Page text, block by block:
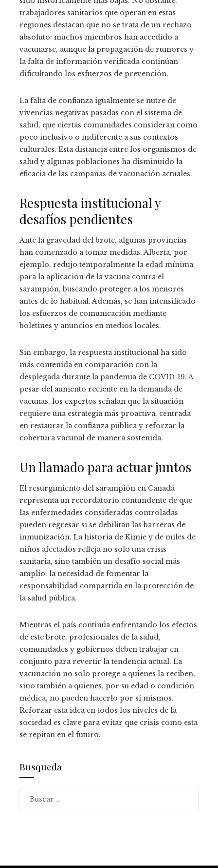
trabajadores sanitarios que operan en estas
regiones destacan que no se trata de un rechazo
absoluto: muchos miembros han accedido a
vacunarse, aunque la propagación de rumores y
la falta de información verificada continúan
dificultando los esfuerzos de prevención.
La falta de confianza igualmente se nutre de
vivencias negativas pasadas con el sistema de
salud, que ciertas comunidades consideran como
poco inclusivo o indiferente a sus contextos
culturales. Esta distancia entre los organismos de
salud y algunas poblaciones ha disminuido la
eficacia de las campañas de vacunación actuales.
Respuesta institucional y
desafíos pendientes
Ante la gravedad del brote, algunas provincias
han comenzado a tomar medidas. Alberta, por
ejemplo, redujo temporalmente la edad mínima
para la aplicación de la vacuna contra el
sarampión, buscando proteger a los menores
antes de lo habitual. Además, se han intensificado
los esfuerzos de comunicación mediante
boletines y anuncios en medios locales.
Sin embargo, la respuesta institucional ha sido
más contenida en comparación con la
desplegada durante la pandemia de COVID-19. A
pesar del aumento reciente en la demanda de
vacunas, los expertos señalan que la situación
requiere una estrategia más proactiva, centrada
en restaurar la confianza pública y reforzar la
cobertura vacunal de manera sostenida.
Un llamado para actuar juntos
El resurgimiento del sarampión en Canadá
representa un recordatorio contundente de que
las enfermedades consideradas controladas
pueden regresar si se debilitan las barreras de
inmunización. La historia de Kimie y de miles de
niños afectados refleja no solo una crisis
sanitaria, sino también un desafío social más
amplio: la necesidad de fomentar la
responsabilidad compartida en la protección de
la salud pública.
Mientras el país continúa enfrentando los efectos
de este brote, profesionales de la salud,
comunidades y gobiernos deben trabajar en
conjunto para revertir la tendencia actual. La
vacunación no solo protege a quienes la reciben,
sino también a quienes, por su edad o condición
médica, no pueden hacerlo por sí mismos.
Reforzar esta idea en todos los niveles de la
sociedad es clave para evitar que crisis como esta
se repitan en el futuro.
Busqueda